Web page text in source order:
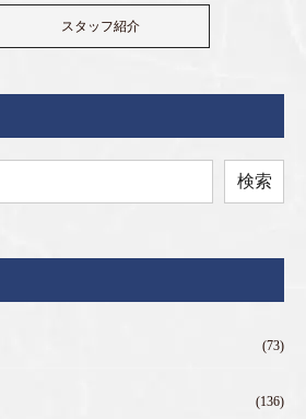
スタッフ紹介
(73)
(136)